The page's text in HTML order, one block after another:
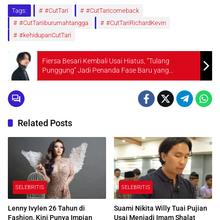
Tags: #CutTari
#CutTaricomeback
#CutTariiburumahtangga
#CutTariRichardKevin
#kehidupanCutTari
Fiersa Besari Kembali Usai Hiatus, “Tulang
Punggung” Jadi Penanda Fase Baru yang
Emosional
Related Posts
SELEBRITIS
Lenny Ivylen 26 Tahun di
Fashion, Kini Punya Impian
SELEBRITIS
Suami Nikita Willy Tuai Pujian
Usai Menjadi Imam Shalat